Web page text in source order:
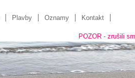
Plavby Oznamy Kontakt
POZOR - zrušili sme